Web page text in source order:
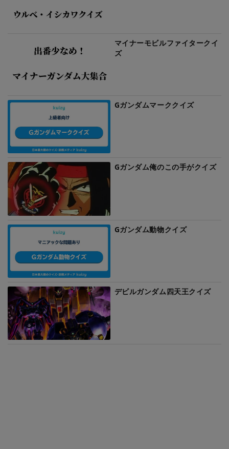
マイナーモビルファイタークイ
ズ
Gガンダムマーククイズ
Gガンダム俺のこの手がクイズ
Gガンダム動物クイズ
デビルガンダム四天王クイズ